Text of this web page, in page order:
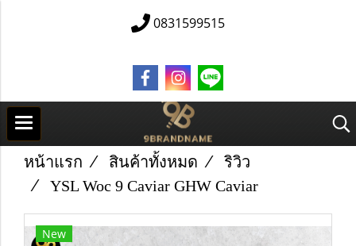
0831599515
หน้าแรก สินค้าทั้งหมด
ริวิว
YSL Woc 9 Caviar GHW Caviar
New